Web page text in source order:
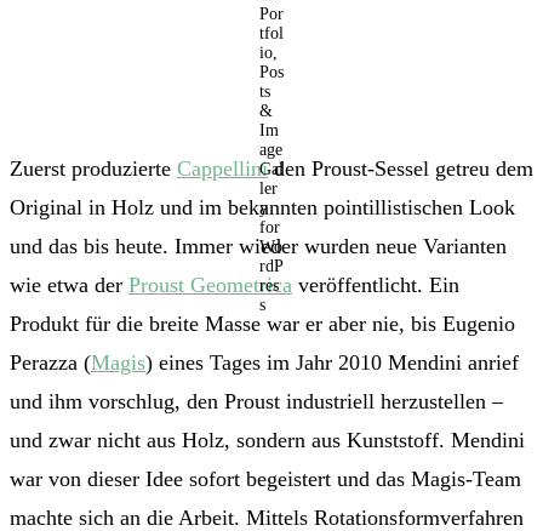
Zuerst produzierte Cappelliniden Proust-Sessel getreu dem
Original in Holz und im bekannten pointillistischen Look
und das bis heute. Immer wieder wurden neue Varianten
wie etwa der Proust Geometrica veröffentlicht. Ein
Produkt für die breite Masse war er aber nie, bis Eugenio
Perazza (Magis) eines Tages im Jahr 2010 Mendini anrief
und ihm vorschlug, den Proust industriell herzustellen –
und zwar nicht aus Holz, sondern aus Kunststoff. Mendini
war von dieser Idee sofort begeistert und das Magis-Team
machte sich an die Arbeit. Mittels Rotationsformverfahren